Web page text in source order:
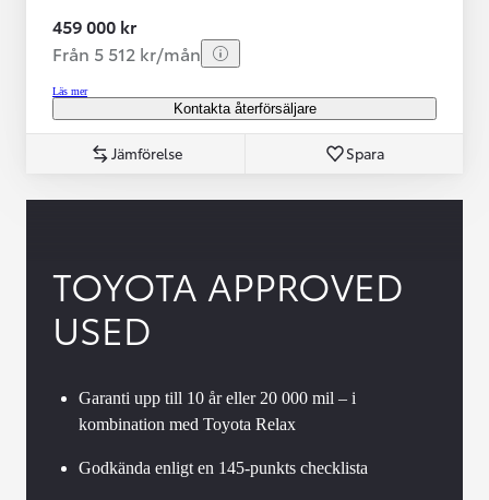
459 000 kr
Från 5 512 kr/mån
Läs mer
Kontakta återförsäljare
Jämförelse Spara
TOYOTA APPROVED
USED
Garanti upp till 10 år eller 20 000 mil – i
kombination med Toyota Relax
Godkända enligt en 145-punkts checklista